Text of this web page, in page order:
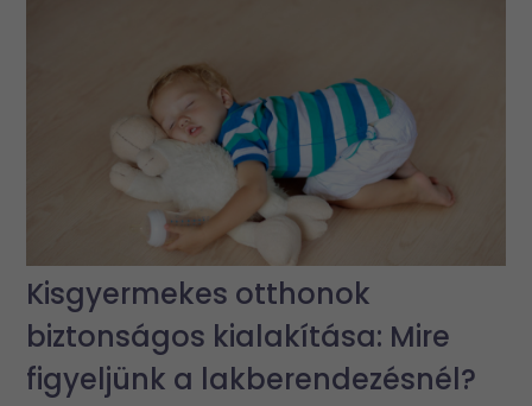
Kisgyermekes otthonok
biztonságos kialakítása: Mire
figyeljünk a lakberendezésnél?